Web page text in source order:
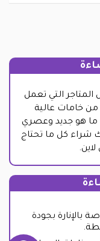
التي تعمل
من خامات عالية
ما هو جديد وعصري
شراء كل ما تحتاج
بالإنارة بجودة